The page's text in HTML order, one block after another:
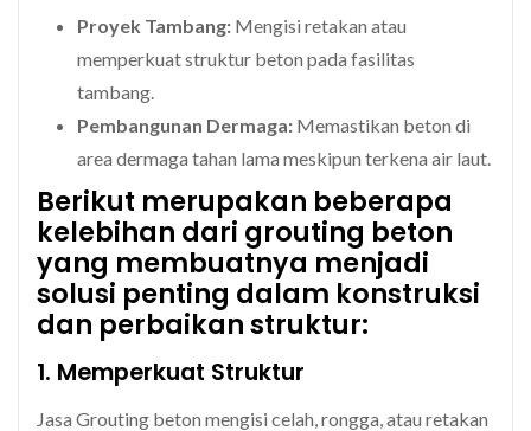
Proyek Tambang: Mengisi retakan atau
memperkuat struktur beton pada fasilitas
tambang.
Pembangunan Dermaga: Memastikan beton di
area dermaga tahan lama meskipun terkena air laut.
Berikut merupakan beberapa
kelebihan dari grouting beton
yang membuatnya menjadi
solusi penting dalam konstruksi
dan perbaikan struktur:
1. Memperkuat Struktur
Jasa Grouting beton mengisi celah, rongga, atau retakan